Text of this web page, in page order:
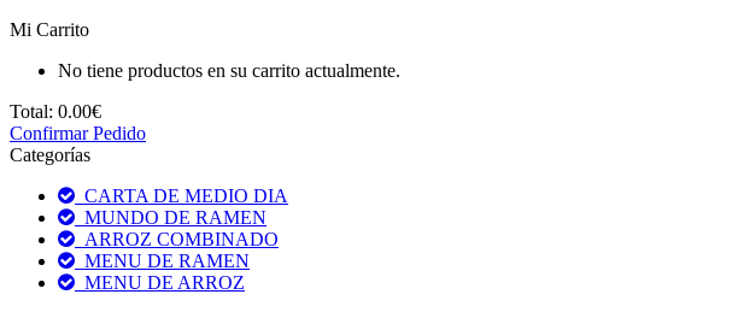
Mi Carrito
No tiene productos en su carrito actualmente.
Total: 0.00€
Confirmar Pedido
Categorías
CARTA DE MEDIO DIA
MUNDO DE RAMEN
ARROZ COMBINADO
MENU DE RAMEN
MENU DE ARROZ